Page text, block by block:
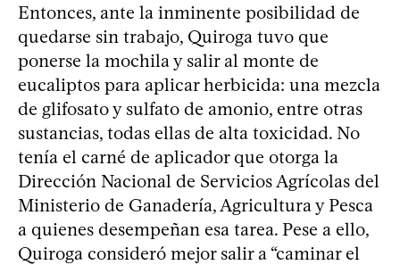
Entonces, ante la inminente posibilidad de
quedarse sin trabajo, Quiroga tuvo que
ponerse la mochila y salir al monte de
eucaliptos para aplicar herbicida: una mezcla
de glifosato y sulfato de amonio, entre otras
sustancias, todas ellas de alta toxicidad. No
tenía el carné de aplicador que otorga la
Dirección Nacional de Servicios Agrícolas del
Ministerio de Ganadería, Agricultura y Pesca
a quienes desempeñan esa tarea. Pese a ello,
Quiroga consideró mejor salir a “caminar el